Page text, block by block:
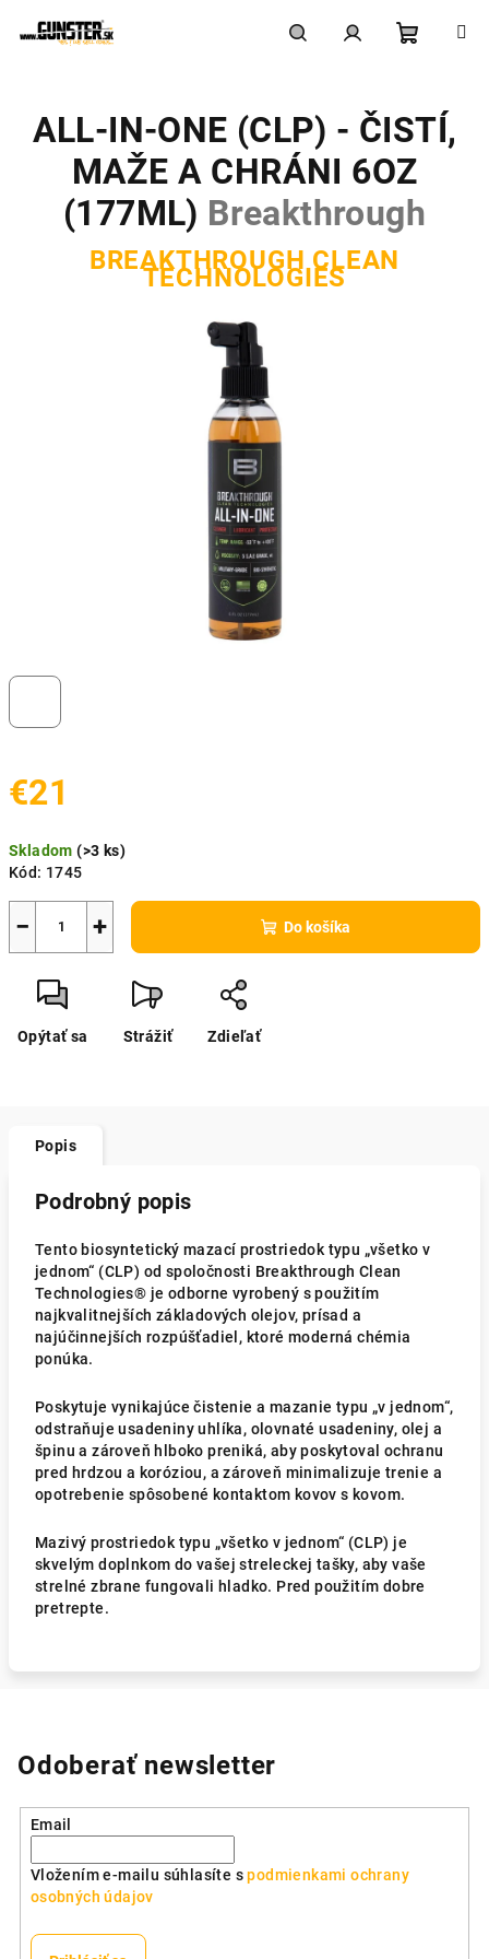
košík
€21
cena:
Skladom(>3 ks)
Kód: 1745
+
− Do košíka
Opýtať sa Strážiť Zdieľať
ALL-IN-ONE (CLP) - ČISTÍ,
MAŽE A CHRÁNI 6OZ
(177ML) Breakthrough
BREAKTHROUGH CLEAN
TECHNOLOGIES
Popis
Podrobný popis
Tento biosyntetický mazací prostriedok typu „všetko v
jednom“ (CLP) od spoločnosti Breakthrough Clean
Technologies® je odborne vyrobený s použitím
najkvalitnejších základových olejov, prísad a
najúčinnejších rozpúšťadiel, ktoré moderná chémia
ponúka.
Poskytuje vynikajúce čistenie a mazanie typu „v jednom“,
odstraňuje usadeniny uhlíka, olovnaté usadeniny, olej a
špinu a zároveň hlboko preniká, aby poskytoval ochranu
pred hrdzou a koróziou, a zároveň minimalizuje trenie a
opotrebenie spôsobené kontaktom kovov s kovom.
Mazivý prostriedok typu „všetko v jednom“ (CLP) je
skvelým doplnkom do vašej streleckej tašky, aby vaše
strelné zbrane fungovali hladko. Pred použitím dobre
pretrepte.
Odoberať newsletter
Email
Vložením e-mailu súhlasíte spodmienkami ochrany
osobných údajov